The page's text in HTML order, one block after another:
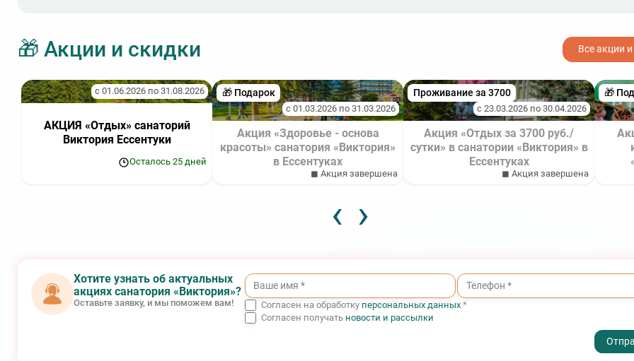
с сохранением своих свойств и уникального химического
состава.
🎁 Акции и скидки Все акции
с 01.06.2026 по 31.08.2026
АКЦИЯ «Отдых» санаторий
Виктория Ессентуки
Осталось 25 дней
🎁 Подарок
с 01.03.2026 по 31.03.2026
Акция «Здоровье - основа
красоты» санатория «Виктория»
в Ессентуках
◼ Акция завершена
Проживание за 3700
с 23.03.2026 по 30.04.2026
Акция «Отдых за 3700 руб./
сутки» в санатории «Виктория» в
Ессентуках
◼ Акция завершена
🎁
‹ ›
Хотите узнать об актуальных
акциях санатория «Виктория»?
Оставьте заявку, и мы поможем вам! Согласен на обработку персональных данных *
Согласен получать новости и рассылки